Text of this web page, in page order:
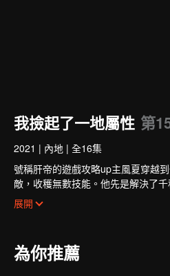
我撿起了一地屬性 第
2021 | 內地 | 全16集
號稱肝帝的遊戲攻略up主風夏穿越
敵，收穫無數技能。他先是解決了
免於妖族的迫害，並復甦了玄元世
祖攜手弒神，守護住了世界和平；
展開
為你推薦